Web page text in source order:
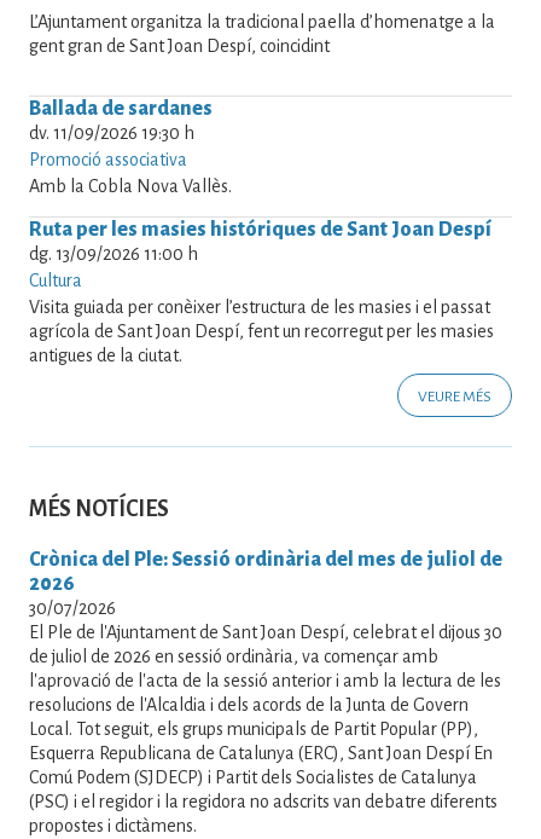
L’Ajuntament organitza la tradicional paella d’homenatge a la
gent gran de Sant Joan Despí, coincidint
Ballada de sardanes
dv. 11/09/2026 19:30 h
Promoció associativa
Amb la Cobla Nova Vallès.
Ruta per les masies históriques de Sant Joan Despí
dg. 13/09/2026 11:00 h
Cultura
Visita guiada per conèixer l’estructura de les masies i el passat
agrícola de Sant Joan Despí, fent un recorregut per les masies
antigues de la ciutat.
VEURE MÉS
MÉS NOTÍCIES
Crònica del Ple: Sessió ordinària del mes de juliol de
2026
30/07/2026
El Ple de l'Ajuntament de Sant Joan Despí, celebrat el dijous 30
de juliol de 2026 en sessió ordinària, va començar amb
l'aprovació de l'acta de la sessió anterior i amb la lectura de les
resolucions de l'Alcaldia i dels acords de la Junta de Govern
Local. Tot seguit, els grups municipals de Partit Popular (PP),
Esquerra Republicana de Catalunya (ERC), Sant Joan Despí En
Comú Podem (SJDECP) i Partit dels Socialistes de Catalunya
(PSC) i el regidor i la regidora no adscrits van debatre diferents
propostes i dictàmens.